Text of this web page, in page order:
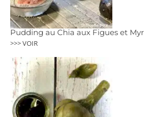
Pudding au Chia aux Figues et
>>> VOIR